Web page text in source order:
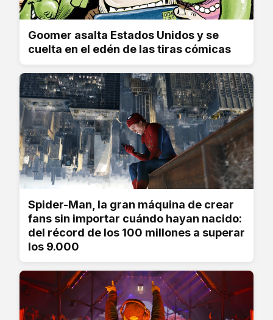
Goomer asalta Estados Unidos y se
cuelta en el edén de las tiras cómicas
Spider-Man, la gran máquina de crear
fans sin importar cuándo hayan nacido:
del récord de los 100 millones a superar
los 9.000